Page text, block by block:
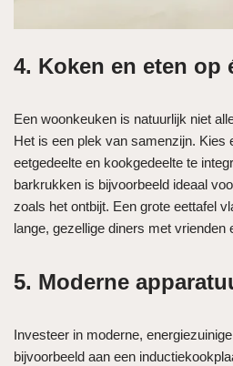
4. Koken en eten op
Een woonkeuken is natuurlijk niet
Het is een plek van samenzijn. Kies
eetgedeelte en kookgedeelte te
barkrukken is bijvoorbeeld ideaal
zoals het ontbijt. Een grote eettafel
lange, gezellige diners met vrienden
5. Moderne
Investeer in moderne,
bijvoorbeeld aan een